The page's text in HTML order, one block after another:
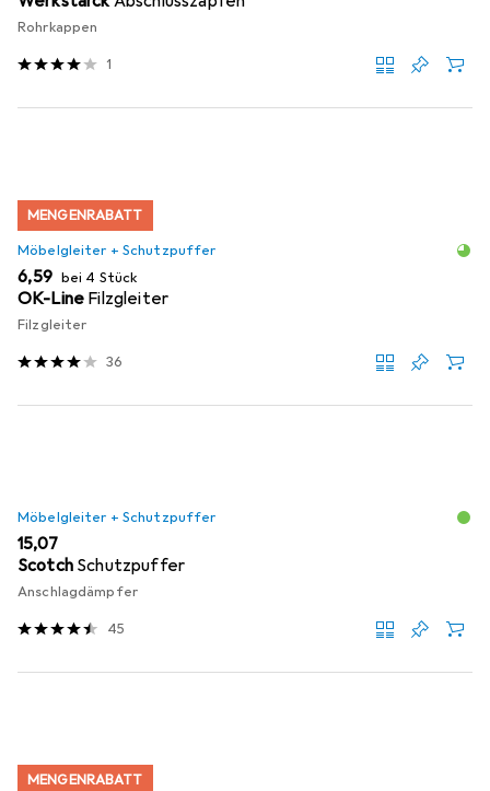
Rohrkappen
1
MENGENRABATT
Möbelgleiter + Schutzpuffer
EUR
6,59 bei 4 Stück
OK-Line Filzgleiter
Filzgleiter
36
Möbelgleiter + Schutzpuffer
EUR
15,07
Scotch Schutzpuffer
Anschlagdämpfer
45
MENGENRABATT